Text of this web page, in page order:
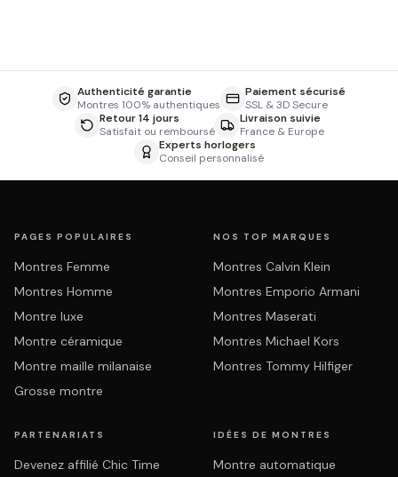
Authenticité garantie
Montres 100% authentiques
Paiement sécurisé
SSL & 3D Secure
Retour 14 jours
Satisfait ou remboursé
Livraison suivie
France & Europe
Experts horlogers
Conseil personnalisé
PAGES POPULAIRES
Montres Femme
Montres Homme
Montre luxe
Montre céramique
Montre maille milanaise
Grosse montre
NOS TOP MARQUES
Montres Calvin Klein
Montres Emporio Armani
Montres Maserati
Montres Michael Kors
Montres Tommy Hilfiger
PARTENARIATS
Devenez affilié Chic Time
IDÉES DE MONTRES
Montre automatique